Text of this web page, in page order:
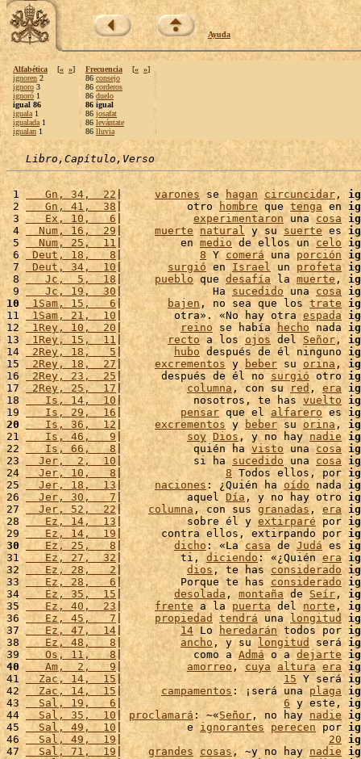
Ayuda
Alfabética [« »]
ignoren 2
ignoro 3
ignoró 1
igual 86
iguala 1
igualada 1
igualan 1
Frecuencia [« »]
86 consejo
86 corderos
86 duelo
86 igual
86 josafat
86 levántate
86 lluvia
Libro,Capítulo,Verso
1
   Gn, 34,  22
| varones se hagan circuncidar ,
2
   Gn, 41,  38
|          otro hombre que tenga en
3
   Ex, 10,   6
| experimentaron una cosa
4
  Num, 16,  29
| muerte natural y su suerte es
5
  Num, 25,  11
|         en medio de ellos un celo
6
Deut, 18,   8 | 8 Y comerá una porción
7 Deut, 34,  10 | surgió en Israel un profeta
8
   Jc,  5,  18
| pueblo que desafía la muerte,
9
   Jc, 19,  30
|              Ha sucedido una cosa
10
1Sam, 15,   6| bajen, no sea que los trate
11 1Sam, 21,  10 |        otra». «No hay otra espada
12 1Rey, 10,  20 | reino se había hecho nada
13
1Rey, 15,  11| recto a los ojos del Señor,
14 2Rey, 18,   5 | hubo después de él ninguno
15 2Rey, 18,  27| excrementos y beber su orina ,
16
2Rey, 23,  25|      después de él no surgió otro
17 2Rey, 25,  17 | columna, con su red, era
18
   Is, 14,  10
|           nosotros, te has vuelto
19
   Is, 29,  16
| pensar que el alfarero es
20
   Is, 36,  12
| excrementos y beber su orina,
21
   Is, 46,   9
| soy Dios, y no hay nadie
22
   Is, 66,   8
|           quién ha visto una cosa
23
  Jer,  2,  10
|           si ha sucedido una cosa
24
  Jer, 10,   8
| 8 Todos ellos, por
25
  Jer, 18,  13
| naciones : ¿Quién ha oído nada
26
  Jer, 30,   7
|          aquel Día , y no hay otro
27
  Jer, 52,  22
| columna , con sus granadas , era
28
   Ez, 14,  13
|          sobre él y extirparé por
29
   Ez, 14,  19
|      contra ellos, extirpando por
30
   Ez, 25,   8
| dicho: «La casa de Judá es
31
   Ez, 27,  32
|         ti, diciendo: «¿Quién era
32
   Ez, 28,   2
| dios, te has considerado
33
   Ez, 28,   6
|         Porque te has considerado
34
   Ez, 35,  15
| desolada, montaña de Seír ,
35
   Ez, 40,  23
| frente a la puerta del norte ,
36
   Ez, 45,   7
| propiedad tendrá una longitud
37
   Ez, 47,  14
| 14 Lo heredarán todos por
38
   Ez, 48,   8
| ancho , y su longitud será
39
   Os, 11,   8
|           como a Admá o a dejarte
40
   Am,  2,   9
| amorreo , cuya altura era
41
  Zac, 14,  15
| 15 Y será
42
  Zac, 14,  15
| campamentos: ¡será una plaga
43
  Sal, 19,   6
| 6 y este,
44
  Sal, 35,  10
| proclamará : ~«Señor , no hay nadie
45
  Sal, 49,  10
|          e ignorantes perecen por
46
  Sal, 49,  19
| 20
47
  Sal, 71,  19
| grandes cosas , ~y no hay nadie